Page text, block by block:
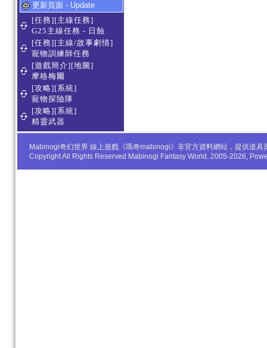
更新頁面 - Update
[任務][主線任務]
G25主線任務 - 日蝕
[任務][主線/故事劇情]
寵物訓練師任務
[遊戲簡介][地圖]
摩格梅爾
[攻略][系統]
寵物探險隊
[攻略][系統]
精靈武器
Mabinogi奇幻世界 線上遊戲《瑪奇mabinogi》非官方資料網站，提供道
Copyright All Rights Reserved Mabinogi Fantasy World. 2005-2026,